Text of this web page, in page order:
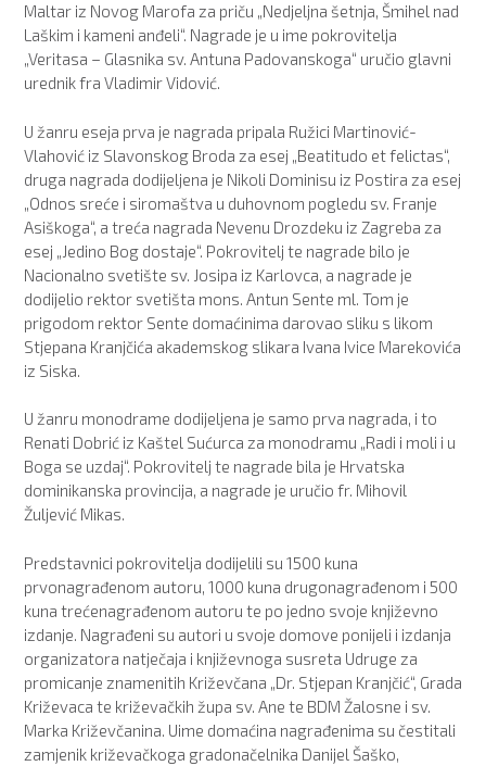
Maltar iz Novog Marofa za priču „Nedjeljna šetnja, Šmihel nad
Laškim i kameni anđeli“. Nagrade je u ime pokrovitelja
„Veritasa – Glasnika sv. Antuna Padovanskoga“ uručio glavni
urednik fra Vladimir Vidović.
U žanru eseja prva je nagrada pripala Ružici Martinović-
Vlahović iz Slavonskog Broda za esej „Beatitudo et felictas“,
druga nagrada dodijeljena je Nikoli Dominisu iz Postira za esej
„Odnos sreće i siromaštva u duhovnom pogledu sv. Franje
Asiškoga“, a treća nagrada Nevenu Drozdeku iz Zagreba za
esej „Jedino Bog dostaje“. Pokrovitelj te nagrade bilo je
Nacionalno svetište sv. Josipa iz Karlovca, a nagrade je
dodijelio rektor svetišta mons. Antun Sente ml. Tom je
prigodom rektor Sente domaćinima darovao sliku s likom
Stjepana Kranjčića akademskog slikara Ivana Ivice Marekovića
iz Siska.
U žanru monodrame dodijeljena je samo prva nagrada, i to
Renati Dobrić iz Kaštel Sućurca za monodramu „Radi i moli i u
Boga se uzdaj“. Pokrovitelj te nagrade bila je Hrvatska
dominikanska provincija, a nagrade je uručio fr. Mihovil
Žuljević Mikas.
Predstavnici pokrovitelja dodijelili su 1500 kuna
prvonagrađenom autoru, 1000 kuna drugonagrađenom i 500
kuna trećenagrađenom autoru te po jedno svoje književno
izdanje. Nagrađeni su autori u svoje domove ponijeli i izdanja
organizatora natječaja i književnoga susreta Udruge za
promicanje znamenitih Križevčana „Dr. Stjepan Kranjčić“, Grada
Križevaca te križevačkih župa sv. Ane te BDM Žalosne i sv.
Marka Križevčanina. Uime domaćina nagrađenima su čestitali
zamjenik križevačkoga gradonačelnika Danijel Šaško,